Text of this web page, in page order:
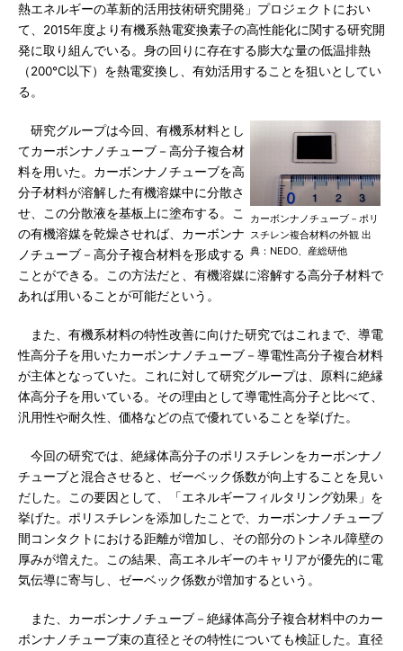
熱エネルギーの革新的活用技術研究開発」プロジェクトにおい
て、2015年度より有機系熱電変換素子の高性能化に関する研究開
発に取り組んでいる。身の回りに存在する膨大な量の低温排熱
（200℃以下）を熱電変換し、有効活用することを狙いとしてい
る。
カーボンナノチューブ－ポリ
スチレン複合材料の外観 出
典：NEDO、産総研他
研究グループは今回、有機系材料とし
てカーボンナノチューブ－高分子複合材
料を用いた。カーボンナノチューブを高
分子材料が溶解した有機溶媒中に分散さ
せ、この分散液を基板上に塗布する。こ
の有機溶媒を乾燥させれば、カーボンナ
ノチューブ－高分子複合材料を形成する
ことができる。この方法だと、有機溶媒に溶解する高分子材料で
あれば用いることが可能だという。
また、有機系材料の特性改善に向けた研究ではこれまで、導電
性高分子を用いたカーボンナノチューブ－導電性高分子複合材料
が主体となっていた。これに対して研究グループは、原料に絶縁
体高分子を用いている。その理由として導電性高分子と比べて、
汎用性や耐久性、価格などの点で優れていることを挙げた。
今回の研究では、絶縁体高分子のポリスチレンをカーボンナノ
チューブと混合させると、ゼーベック係数が向上することを見い
だした。この要因として、「エネルギーフィルタリング効果」を
挙げた。ポリスチレンを添加したことで、カーボンナノチューブ
間コンタクトにおける距離が増加し、その部分のトンネル障壁の
厚みが増えた。この結果、高エネルギーのキャリアが優先的に電
気伝導に寄与し、ゼーベック係数が増加するという。
また、カーボンナノチューブ－絶縁体高分子複合材料中のカー
ボンナノチューブ束の直径とその特性についても検証した。直径